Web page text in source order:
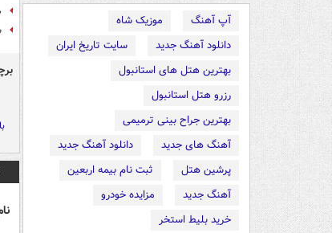
آپ آهنگ
موزیک شاه
دانلود آهنگ جدید
سایت تاریخ ایران
بهترین هتل های استانبول
رزرو هتل استانبول
بهترین جراح بینی ترمیمی
آهنگ های جدید
دانلود آهنگ جدید
پرشین هتل
ثبت نام بیمه اربعین
آهنگ جدید
مزایده خودرو
خرید بلیط استخر